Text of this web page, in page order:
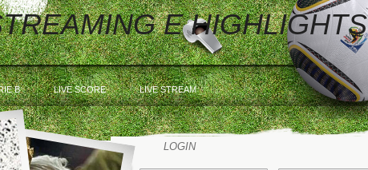
E HIGHLIGHTS
B LIVE SCORE LIVE STREAM
LOGIN